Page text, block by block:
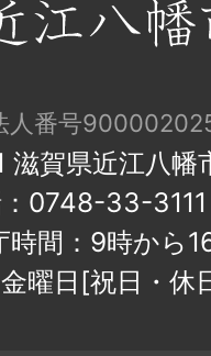
人番号
賀県近江八幡
0748-33-
時間：9時から
曜日[祝日・